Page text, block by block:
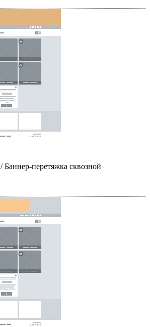
/ Баннер-перетяжка сквозной